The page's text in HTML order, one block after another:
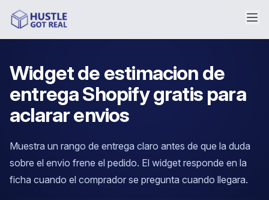
Widget de estimacion de
entrega Shopify gratis para
aclarar envios
Muestra un rango de entrega claro antes de que la duda
sobre el envio frene el pedido. El widget responde en la
ficha cuando el comprador se pregunta cuando llegara.